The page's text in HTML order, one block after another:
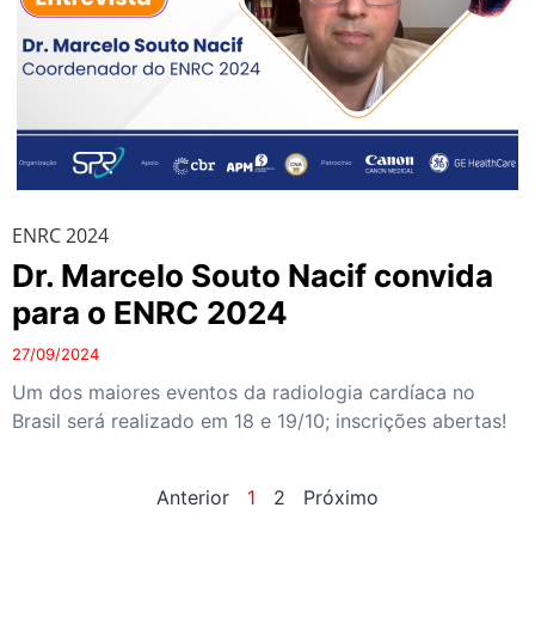
ENRC 2024
Dr. Marcelo Souto Nacif convida
para o ENRC 2024
27/09/2024
Um dos maiores eventos da radiologia cardíaca no
Brasil será realizado em 18 e 19/10; inscrições abertas!
Anterior 1 2 Próximo